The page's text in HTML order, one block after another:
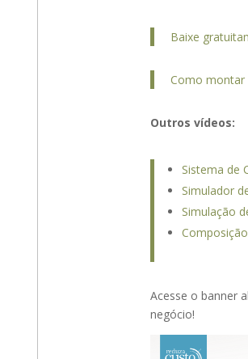
Baixe
Como montar
Outros vídeos:
Sistema de
Simulador
Simulação
Acesse o banner
negócio!